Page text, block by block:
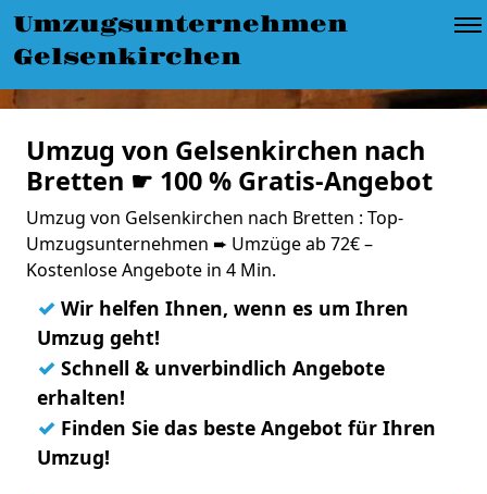
Umzugsunternehmen
Gelsenkirchen
Umzug von Gelsenkirchen nach
Bretten ☛ 100 % Gratis-Angebot
Umzug von Gelsenkirchen nach Bretten : Top-
Umzugsunternehmen ➨ Umzüge ab 72€ –
Kostenlose Angebote in 4 Min.
✓ Wir helfen Ihnen, wenn es um Ihren
Umzug geht!
✓ Schnell & unverbindlich Angebote
erhalten!
✓ Finden Sie das beste Angebot für Ihren
Umzug!